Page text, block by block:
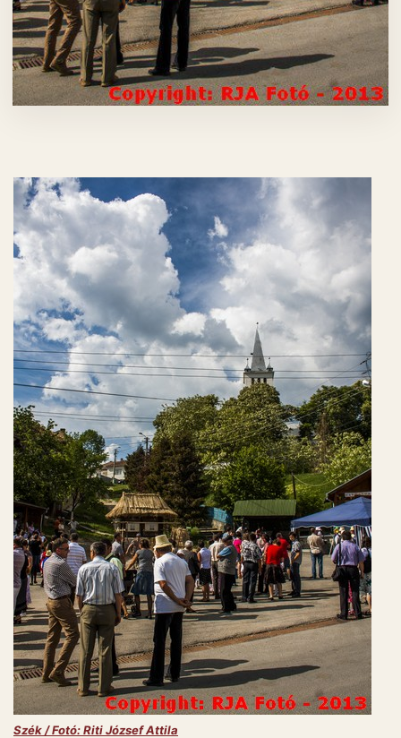
Szék / Fotó: Riti József Attila